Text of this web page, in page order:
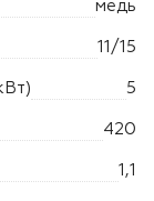
медь
11/15
5
420
1,1